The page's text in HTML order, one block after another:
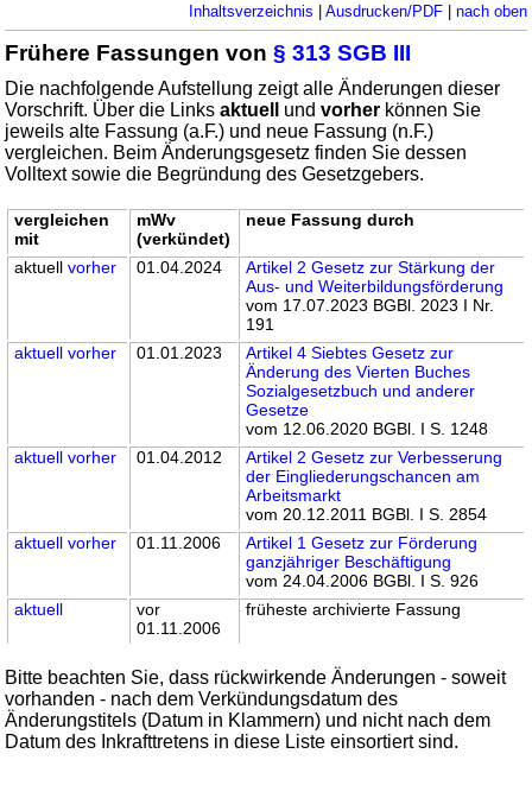
Inhaltsverzeichnis | Ausdrucken/PDF| nach oben
Frühere Fassungen von§ 313 SGB III
Die nachfolgende Aufstellung zeigt alle Änderungen dieser
Vorschrift. Über die Linksaktuell undvorher können Sie
jeweils alte Fassung (a.F.) und neue Fassung (n.F.)
vergleichen. Beim Änderungsgesetz finden Sie dessen
Volltext sowie die Begründung des Gesetzgebers.
vergleichen
mit
mWv
(verkündet)
neue Fassung durch
aktuellvorher 01.04.2024
Artikel 2 Gesetz zur Stärkung der
Aus- und Weiterbildungsförderung
vom 17.07.2023 BGBl. 2023 I Nr.
191
aktuell vorher 01.01.2023
Artikel 4 Siebtes Gesetz zur
Änderung des Vierten Buches
Sozialgesetzbuch und anderer
Gesetze
vom 12.06.2020 BGBl. I S. 1248
aktuell vorher 01.04.2012
Artikel 2 Gesetz zur Verbesserung
der Eingliederungschancen am
Arbeitsmarkt
vom 20.12.2011 BGBl. I S. 2854
aktuell vorher 01.11.2006
Artikel 1 Gesetz zur Förderung
ganzjähriger Beschäftigung
vom 24.04.2006 BGBl. I S. 926
aktuell
vor
01.11.2006
früheste archivierte Fassung
Bitte beachten Sie, dass rückwirkende Änderungen - soweit
vorhanden - nach dem Verkündungsdatum des
Änderungstitels (Datum in Klammern) und nicht nach dem
Datum des Inkrafttretens in diese Liste einsortiert sind.